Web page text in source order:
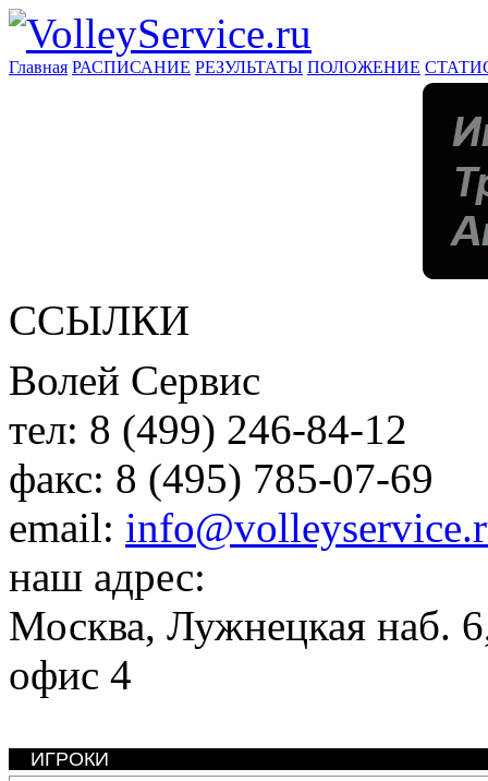
Главная РАСПИСАНИЕ РЕЗУЛЬТАТЫ ПОЛОЖЕНИЕ
ССЫЛКИ
Волей Сервис
тел: 8 (499) 246-84-12
факс: 8 (495) 785-07-69
email:
наш адрес:
Москва, Лужнецкая наб.
офис 4
ИГРОКИ